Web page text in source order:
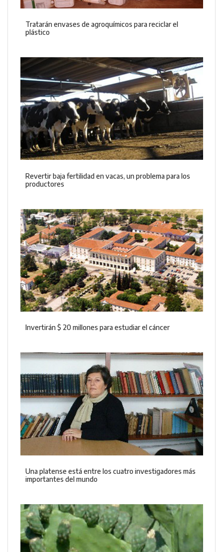
Tratarán envases de agroquímicos para reciclar el
plástico
Revertir baja fertilidad en vacas, un problema para los
productores
Invertirán $ 20 millones para estudiar el cáncer
Una platense está entre los cuatro investigadores más
importantes del mundo